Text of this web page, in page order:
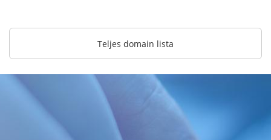
Teljes domain lista